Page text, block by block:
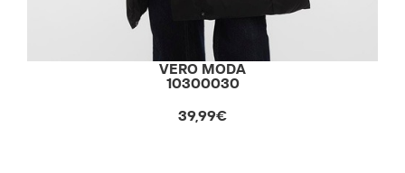
VERO MODA
10300030
39,99€